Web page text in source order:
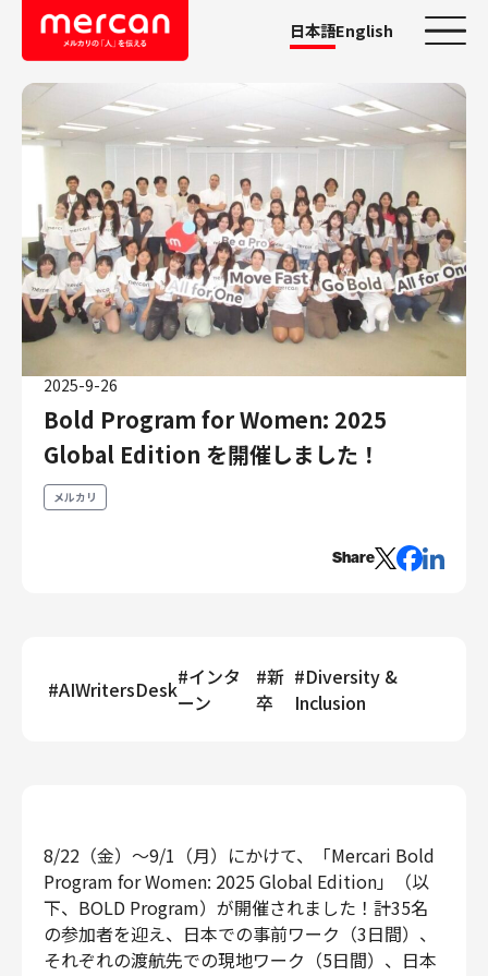
日本語English
カテゴリーから探す
会社・事業
鹿島アントラーズ
Ads
メルカリ
メルペイ
メルカリShops
メルカリR4Dラボ
職種
エンジニアリング
経営・事業企画
データアナリティクス
プロダクトデザイン
クリエイティブ
コーポレート
2025-9-26
Bold Program for Women: 2025
Global Edition を開催しました！
メルカリ
Share
#AIWritersDesk#インタ
ーン
#新
卒
#Diversity &
Inclusion
8/22（金）〜9/1（月）にかけて、「Mercari Bold
Program for Women: 2025 Global Edition」（以
下、BOLD Program）が開催されました！計35名
の参加者を迎え、日本での事前ワーク（3日間）、
それぞれの渡航先での現地ワーク（5日間）、日本